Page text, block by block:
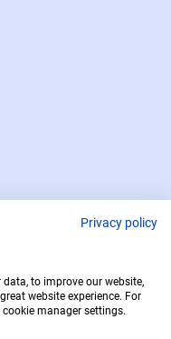
: 112
Privacy policy
to improve our website,
website experience. For
manager settings.